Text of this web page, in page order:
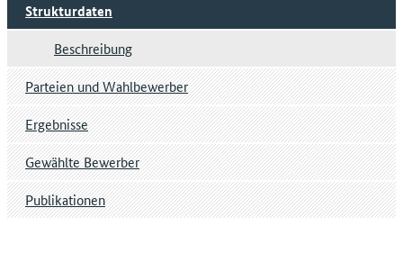
Strukturdaten
Beschreibung
Parteien und Wahlbewerber
Ergebnisse
Gewählte Bewerber
Publikationen